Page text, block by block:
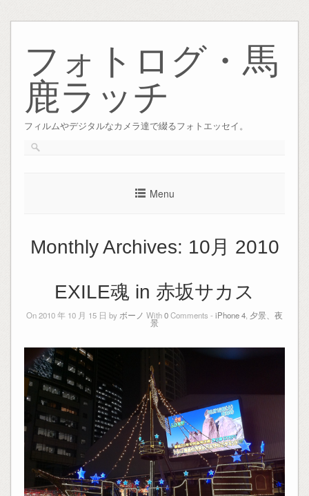
content
フォトログ・馬
鹿ラッチ
フィルムやデジタルなカメラ達で綴るフォトエッセイ。
Menu
Monthly Archives: 10月 2010
EXILE魂 in 赤坂サカス
On 2010 年 10 月 15 日 by ボーノ With0Comments - iPhone 4 夕景、夜
景